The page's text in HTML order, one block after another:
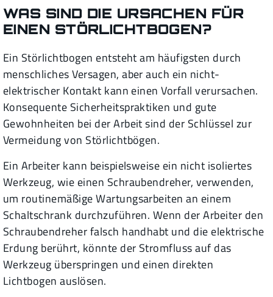
WAS SIND DIE URSACHEN FÜR
EINEN STÖRLICHTBOGEN?
Ein Störlichtbogen entsteht am häufigsten durch
menschliches Versagen, aber auch ein nicht-
elektrischer Kontakt kann einen Vorfall verursachen.
Konsequente Sicherheitspraktiken und gute
Gewohnheiten bei der Arbeit sind der Schlüssel zur
Vermeidung von Störlichtbögen.
Ein Arbeiter kann beispielsweise ein nicht isoliertes
Werkzeug, wie einen Schraubendreher, verwenden,
um routinemäßige Wartungsarbeiten an einem
Schaltschrank durchzuführen. Wenn der Arbeiter den
Schraubendreher falsch handhabt und die elektrische
Erdung berührt, könnte der Stromfluss auf das
Werkzeug überspringen und einen direkten
Lichtbogen auslösen.